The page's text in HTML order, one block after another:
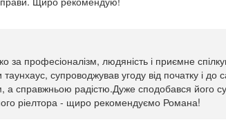
професіоналізм, людяність і приємне
супроводжував угоду від початку і
а справжньою радістю.Дуже сподобався його
ріелтора - щиро рекомендуємо Романа!